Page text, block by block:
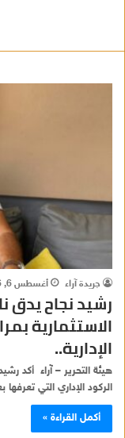
جريدة آراء أغسطس 6, 2026
رشيد نجاح يدق
الاستثمارية
الإدارية..
هيئة التحرير – آراء أكد
الركود الإداري التي
أكمل القراءة »